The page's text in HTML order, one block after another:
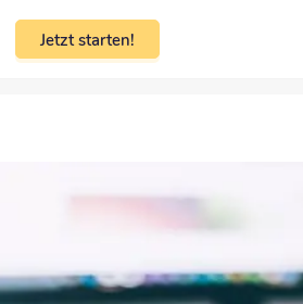
Jetzt starten!